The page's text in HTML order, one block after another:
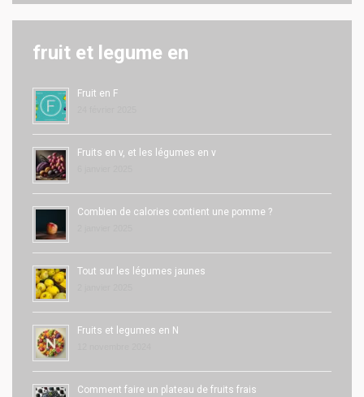
fruit et legume en
Fruit en F
Fruits en v, et les légumes en v
Combien de calories contient une pomme ?
Tout sur les légumes jaunes
Fruits et legumes en N
Comment faire un plateau de fruits frais